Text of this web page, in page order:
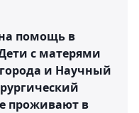
помощь в
с матерями
и Научный
проживают в